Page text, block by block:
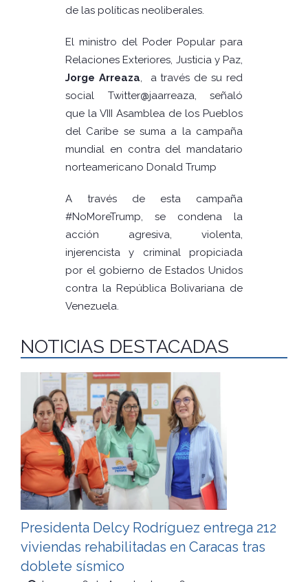
de las políticas neoliberales.
El ministro del Poder Popular para
Relaciones Exteriores, Justicia y Paz,
Jorge Arreaza, a través de su red
social Twitter@jaarreaza, señaló
que la VIII Asamblea de los Pueblos
del Caribe se suma a la campaña
mundial en contra del mandatario
norteamericano Donald Trump
A través de esta campaña
#NoMoreTrump, se condena la
acción agresiva, violenta,
injerencista y criminal propiciada
por el gobierno de Estados Unidos
contra la República Bolivariana de
Venezuela.
NOTICIAS DESTACADAS
Presidenta Delcy Rodríguez entrega 212
viviendas rehabilitadas en Caracas tras
doblete sísmico